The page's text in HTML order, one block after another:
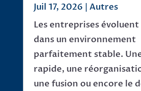
Juil 17, 2026 | Autres
Les entreprises
dans un environnement
parfaitement stable.
rapide, une
une fusion ou encore le